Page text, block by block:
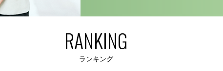
RANKING
ランキング